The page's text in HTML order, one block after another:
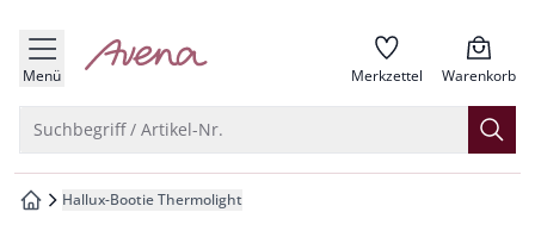
springen
springen
springen
springen
Menü zur Startseite Merkzettel Warenkorb
Suchbegriff / Artikel-Nr.
zur Startseite
Hallux-Bootie Thermolight